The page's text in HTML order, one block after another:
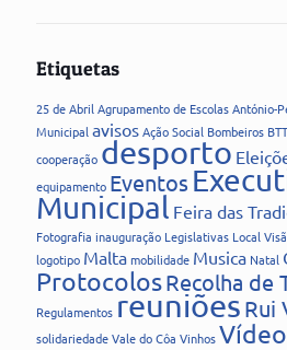
Etiquetas
25 de Abril Agrupamento de EscolasAntónio-
Municipal avisosAção Social Bombeiros BTT
cooperação desporto
equipamento Eventos
Municipal Feira das
Fotografia inauguração Legislativas Local
logotipo Maltamobilidade Musica Natal
ProtocolosRecolha de
Regulamentos reuniões Rui
solidariedadeVale do Côa VinhosVídeo